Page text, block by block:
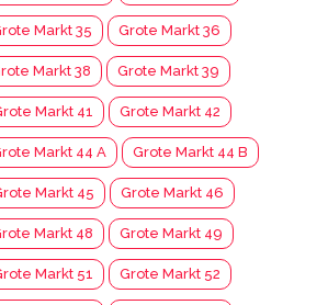
Markt 35 Grote Markt 36
Markt 38 Grote Markt 39
Markt 41 Grote Markt 42
Markt 44 A Grote Markt 44 B
Markt 45 Grote Markt 46
Markt 48 Grote Markt 49
Markt 51 Grote Markt 52